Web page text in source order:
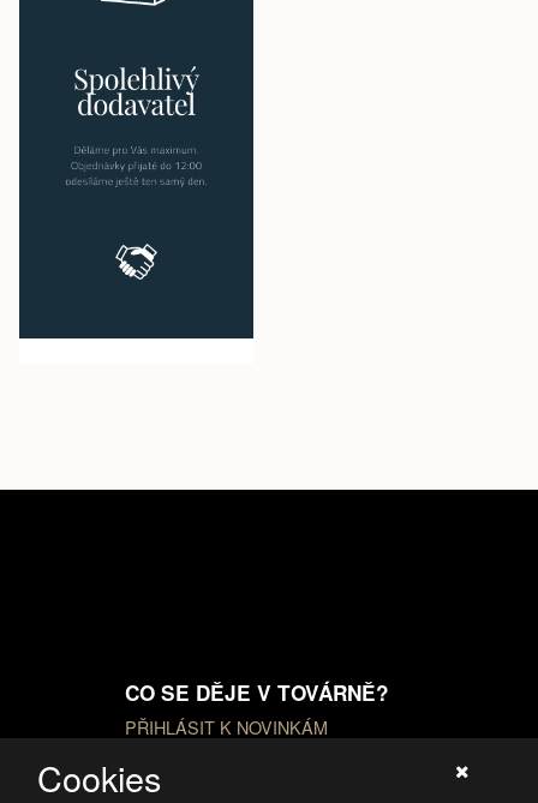
CO SE DĚJE V TOVÁRNĚ?
PŘIHLÁSIT K NOVINKÁM
Cookies